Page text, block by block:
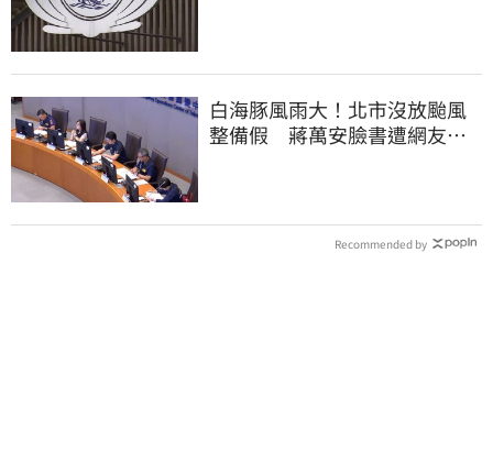
白海豚風雨大！北市沒放颱風
整備假 蔣萬安臉書遭網友灌
Recommended by